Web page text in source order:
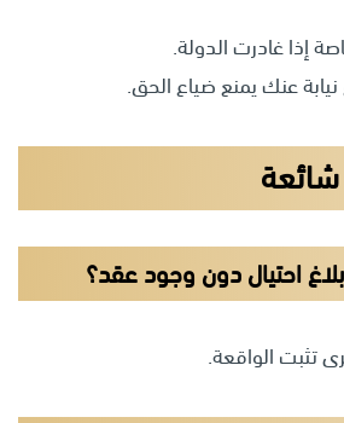
إذا غادرت الدولة.
نيابة عنك يمنع ضياع الحق.
احتيال دون وجود عقد؟
تثبت الواقعة.